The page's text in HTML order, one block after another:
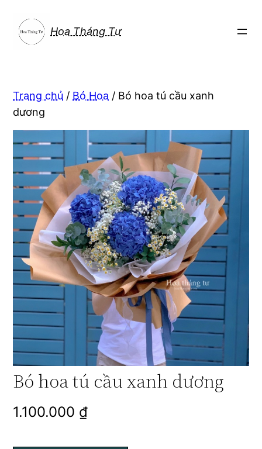
phần
Hoa Tháng Tư
Trang chủ / Bó Hoa / Bó hoa tú cầu xanh
dương
Bó hoa tú cầu xanh dương
1.100.000 ₫